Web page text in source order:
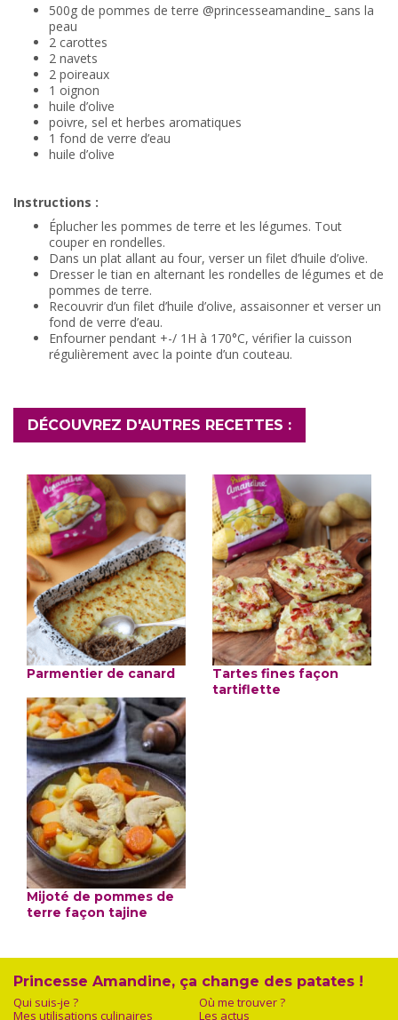
500g de pommes de terre @princesseamandine_ sans la
peau
2 carottes
2 navets
2 poireaux
1 oignon
huile d’olive
poivre, sel et herbes aromatiques
1 fond de verre d’eau
huile d’olive
Instructions :
Éplucher les pommes de terre et les légumes. Tout
couper en rondelles.
Dans un plat allant au four, verser un filet d’huile d’olive.
Dresser le tian en alternant les rondelles de légumes et de
pommes de terre.
Recouvrir d’un filet d’huile d’olive, assaisonner et verser un
fond de verre d’eau.
Enfourner pendant +-/ 1H à 170°C, vérifier la cuisson
régulièrement avec la pointe d’un couteau.
DÉCOUVREZ D'AUTRES RECETTES :
Parmentier de canard
Tartes fines façon
tartiflette
Mijoté de pommes de
terre façon tajine
Princesse Amandine, ça change des patates !
Qui suis-je ?
Où me trouver ?
Mes utilisations culinaires
Les actus